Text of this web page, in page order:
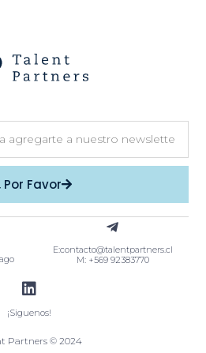
Por Favor
E:contacto@talentpartners.cl
M: +569 92383770
¡Siguenos!
Partners © 2024